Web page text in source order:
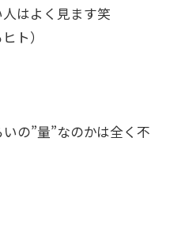
はよく見ます笑
ト）
の”量”なのかは全く不